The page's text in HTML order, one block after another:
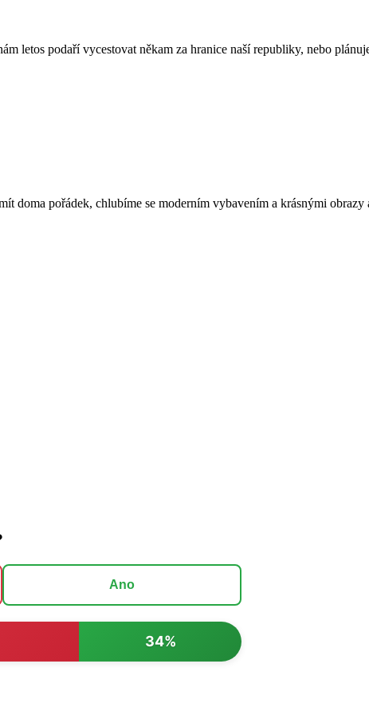
letos podaří vycestovat někam za hranice naší republiky, nebo
doma pořádek, chlubíme se moderním vybavením a krásnými
Ano
34%